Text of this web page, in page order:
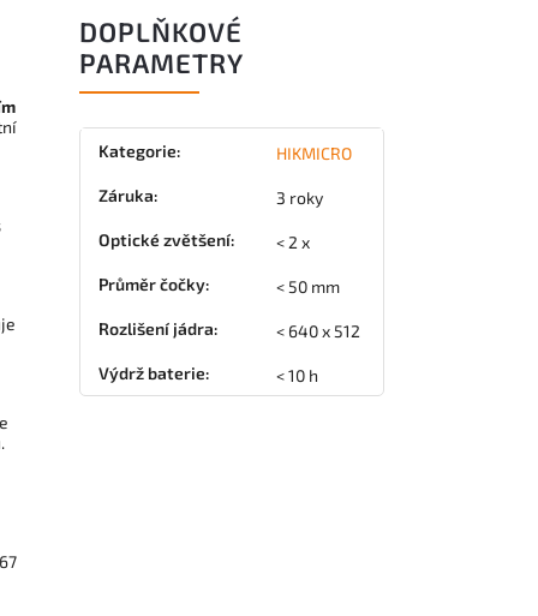
DOPLŇKOVÉ
PARAMETRY
Kategorie: HIKMICRO
Záruka: 3 roky
Optické zvětšení: < 2 x
Průměr čočky: < 50 mm
Rozlišení jádra: < 640 x 512
Výdrž baterie: < 10 h